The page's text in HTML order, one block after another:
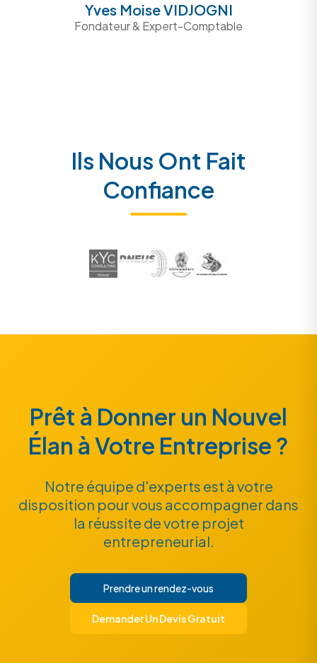
Yves Moise VIDJOGNI
Fondateur & Expert-Comptable
Ils Nous Ont Fait
Confiance
Prêt à Donner un Nouvel
Élan à Votre Entreprise ?
Notre équipe d'experts est à votre
disposition pour vous accompagner dans
la réussite de votre projet
entrepreneurial.
Prendre un rendez-vous
Demander Un Devis Gratuit